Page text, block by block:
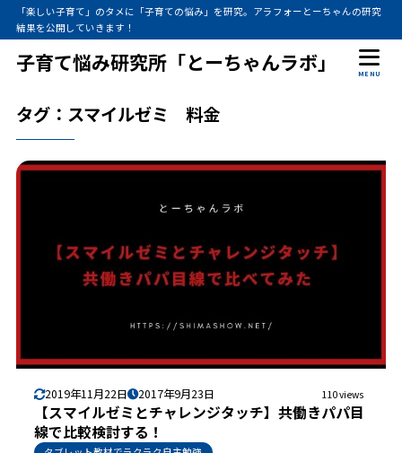
「楽しい子育て」のタメに「子育ての悩み」を研究。アラフォーとーちゃんの研究
結果を公開していきます！
子育て悩み研究所「とーちゃんラボ」 MENU
タグ：スマイルゼミ 料金
2019年11月22日 2017年9月23日 110 views
【スマイルゼミとチャレンジタッチ】共働きパパ目
線で比較検討する！